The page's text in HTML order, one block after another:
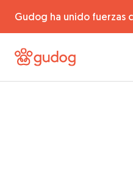
Gudog ha unido fuerzas